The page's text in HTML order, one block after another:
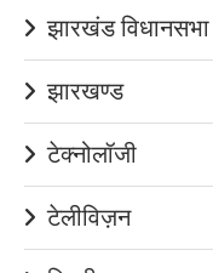
झारखंड विधानसभा
झारखण्ड
टेक्नोलॉजी
टेलीविज़न